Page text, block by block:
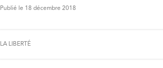
Publié le 18 décembre 2018
LA LIBERTÉ